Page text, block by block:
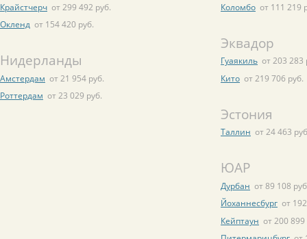
Крайстчерч от 299 492 руб.
Окленд от 154 420 руб.
Нидерланды
Амстердам от 21 954 руб.
Роттердам от 23 029 руб.
Коломбо от 111 219
Эквадор
Гуаякиль от 203 283
Кито от 219 706 руб.
Эстония
Таллин от 24 463
ЮАР
Дурбан от 89 108
Йоханнесбург от
Кейптаун от 200 899